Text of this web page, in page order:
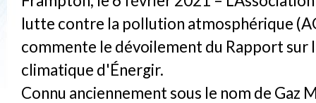
lutte contre la pollution atmosphérique
commente le dévoilement du Rapport sur
climatique d'Énergir.
Connu anciennement sous le nom de Gaz